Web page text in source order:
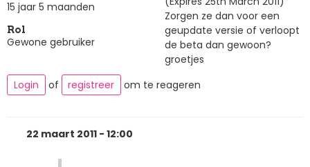
15 jaar 5 maanden
Rol
Gewone gebruiker
Zorgen ze dan voor een
geupdate versie of verloopt
de beta dan gewoon?
groetjes
Login
of registreer om te reageren
22 maart 2011 - 12:00